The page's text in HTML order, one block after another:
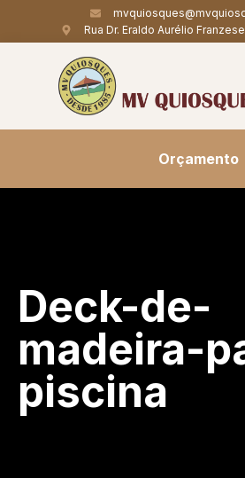
Rua Dr. Eraldo Aurélio
Orçamento
Deck-de-
madeira-
piscina